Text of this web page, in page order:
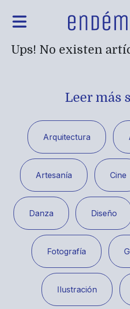
Ups! No existen
Leer más
Arquitectura
Artesanía Cine
Danza Diseño
Fotografía
Ilustración